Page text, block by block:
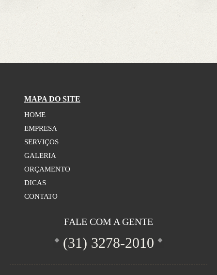
MAPA DO SITE
HOME
EMPRESA
SERVIÇOS
GALERIA
ORÇAMENTO
DICAS
CONTATO
FALE COM A GENTE
(31) 3278-2010